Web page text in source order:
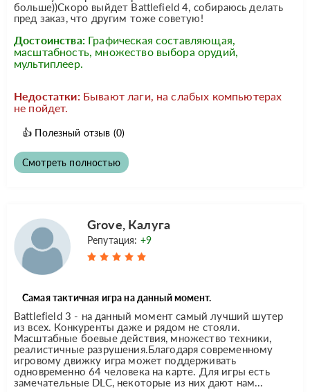
больше))Скоро выйдет Battlefield 4, собираюсь делать
пред заказ, что другим тоже советую!
Достоинства: Графическая составляющая,
масштабность, множество выбора орудий,
мультиплеер.
Недостатки: Бывают лаги, на слабых компьютерах
не пойдет.
👍 Полезный отзыв (0)
Смотреть полностью
Grove, Калуга
Репутация: +9
Самая тактичная игра на данный момент.
Battlefield 3 - на данный момент самый лучший шутер
из всех. Конкуренты даже и рядом не стояли.
Масштабные боевые действия, множество техники,
реалистичные разрушения.Благодаря современному
игровому движку игра может поддерживать
одновременно 64 человека на карте. Для игры есть
замечательные DLC, некоторые из них дают нам...